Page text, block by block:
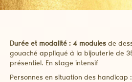
Durée et modalité : 4 modules de
gouaché appliqué à la bijouterie de
présentiel. En stage intensif
Personnes en situation des handicap :